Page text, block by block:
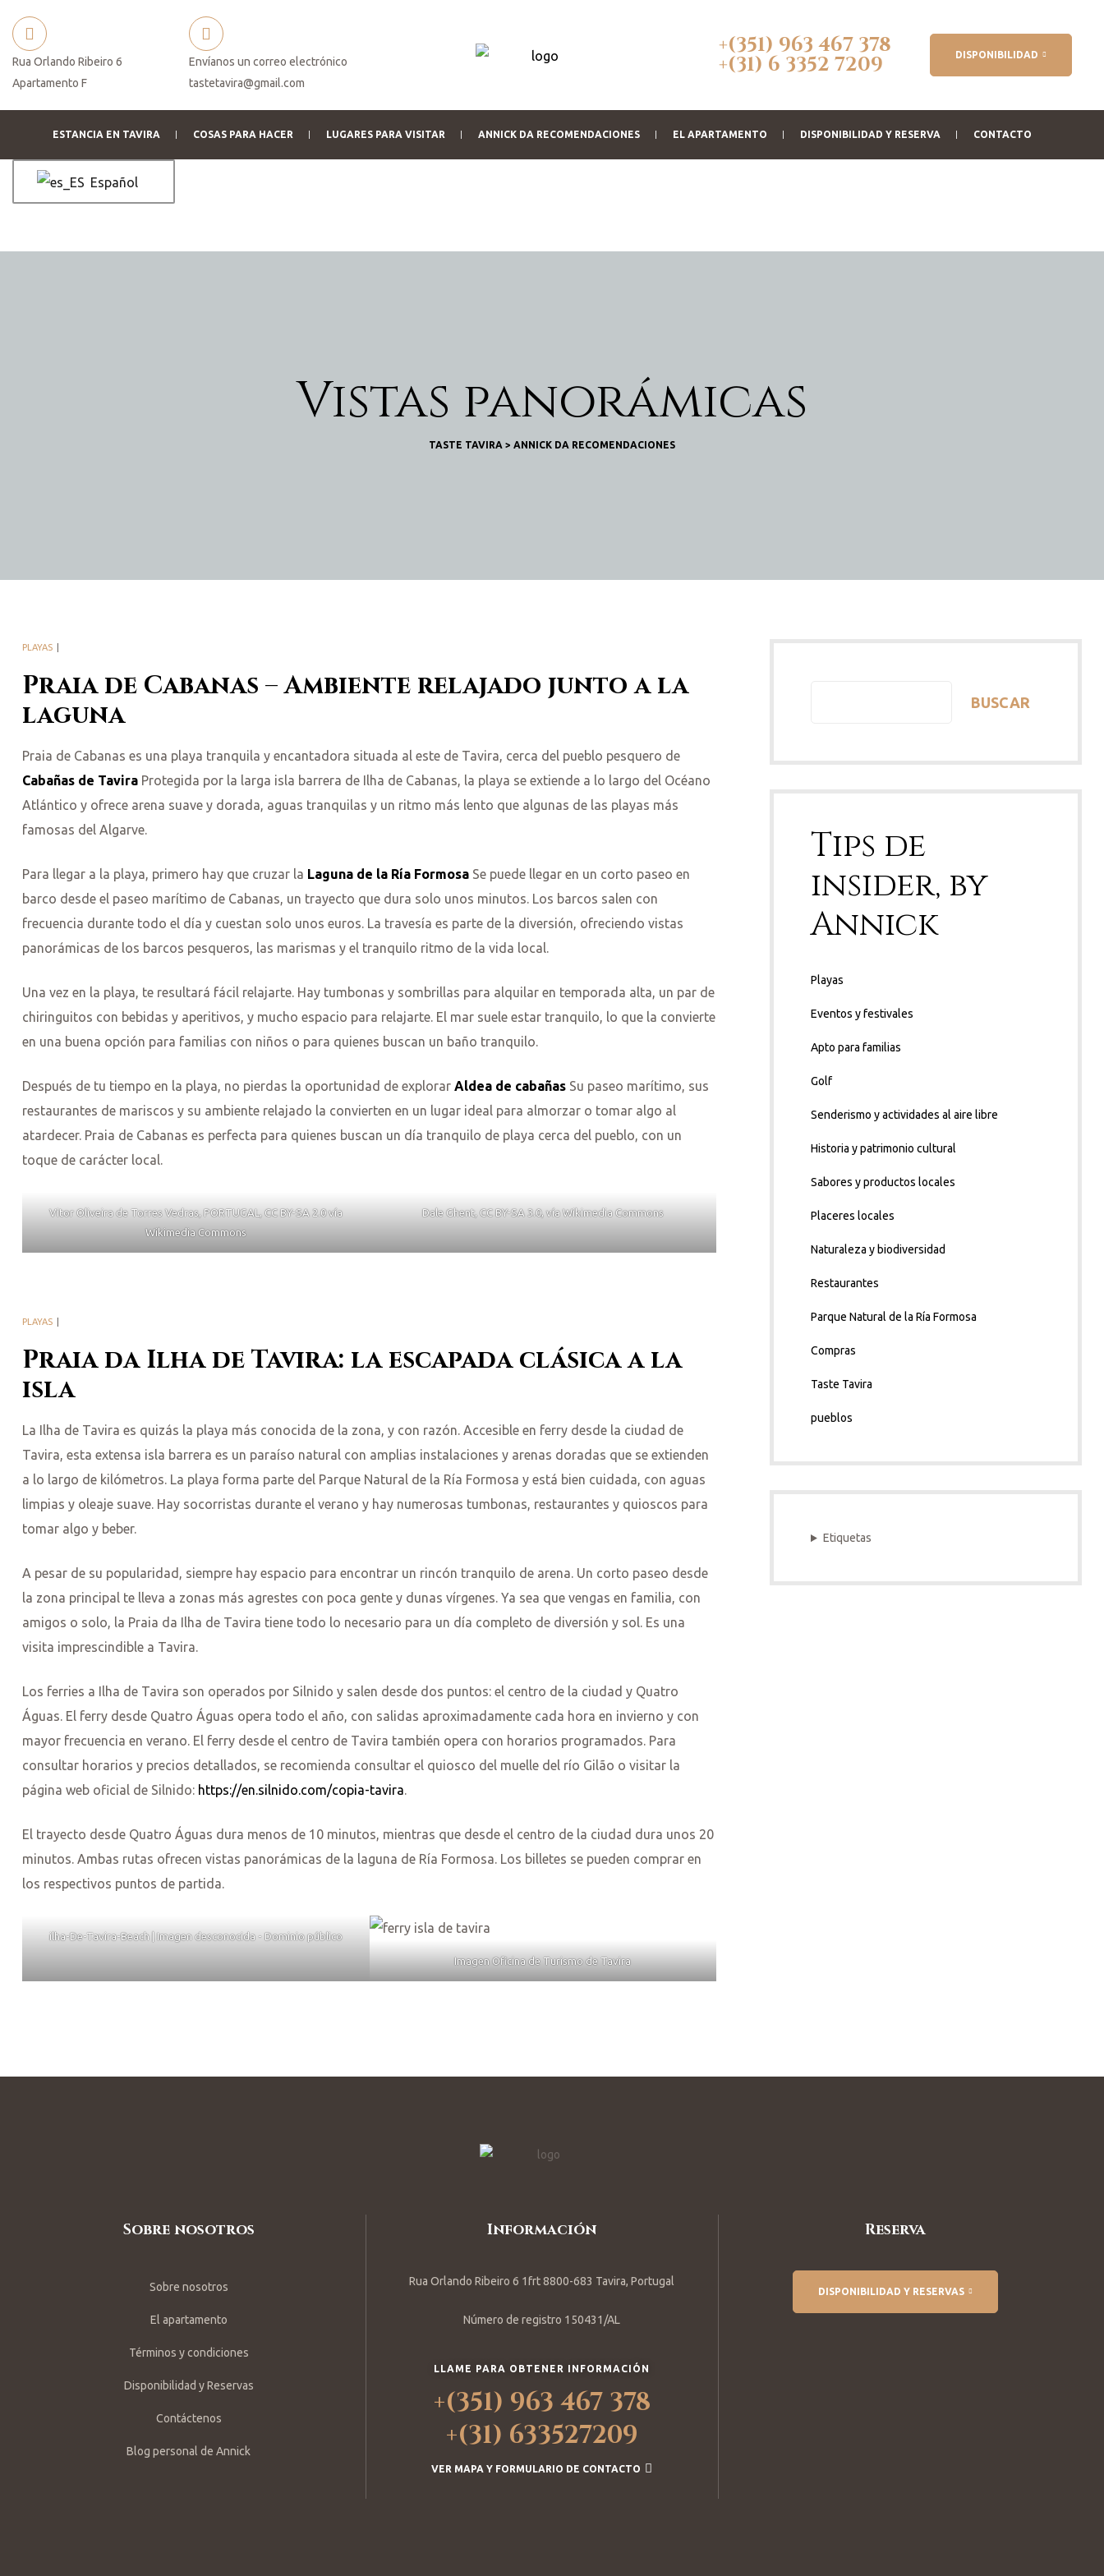
Rua Orlando Ribeiro 6
Apartamento F
Envíanos un correo electrónico
tastetavira@gmail.com
+(351) 963 467 378
+(31) 6 3352 7209 DISPONIBILIDAD
ESTANCIA EN TAVIRA COSAS PARA HACER LUGARES PARA VISITAR ANNICK DA RECOMENDACIONES EL APARTAMENTO DISPONIBILIDAD Y RESERVA CONTACTO
Español
Vistas panorámicas
TASTE TAVIRA > ANNICK DA RECOMENDACIONES
Praia de Cabanas – Ambiente relajado junto a la
laguna
PLAYAS
Praia de Cabanas es una playa tranquila y encantadora situada al este de Tavira, cerca del pueblo pesquero de
Cabañas de Tavira Protegida por la larga isla barrera de Ilha de Cabanas, la playa se extiende a lo largo del Océano
Atlántico y ofrece arena suave y dorada, aguas tranquilas y un ritmo más lento que algunas de las playas más
famosas del Algarve.
Para llegar a la playa, primero hay que cruzar la Laguna de la Ría Formosa Se puede llegar en un corto paseo en
barco desde el paseo marítimo de Cabanas, un trayecto que dura solo unos minutos. Los barcos salen con
frecuencia durante todo el día y cuestan solo unos euros. La travesía es parte de la diversión, ofreciendo vistas
panorámicas de los barcos pesqueros, las marismas y el tranquilo ritmo de la vida local.
Una vez en la playa, te resultará fácil relajarte. Hay tumbonas y sombrillas para alquilar en temporada alta, un par de
chiringuitos con bebidas y aperitivos, y mucho espacio para relajarte. El mar suele estar tranquilo, lo que la convierte
en una buena opción para familias con niños o para quienes buscan un baño tranquilo.
Después de tu tiempo en la playa, no pierdas la oportunidad de explorar Aldea de cabañas Su paseo marítimo, sus
restaurantes de mariscos y su ambiente relajado la convierten en un lugar ideal para almorzar o tomar algo al
atardecer. Praia de Cabanas es perfecta para quienes buscan un día tranquilo de playa cerca del pueblo, con un
toque de carácter local.
Vitor Oliveira de Torres Vedras, PORTUGAL, CC BY-SA 2.0 vía
Wikimedia Commons
Dale Ghent, CC BY-SA 3.0, vía Wikimedia Commons
Praia da Ilha de Tavira: la escapada clásica a la
isla
PLAYAS
La Ilha de Tavira es quizás la playa más conocida de la zona, y con razón. Accesible en ferry desde la ciudad de
Tavira, esta extensa isla barrera es un paraíso natural con amplias instalaciones y arenas doradas que se extienden
a lo largo de kilómetros. La playa forma parte del Parque Natural de la Ría Formosa y está bien cuidada, con aguas
limpias y oleaje suave. Hay socorristas durante el verano y hay numerosas tumbonas, restaurantes y quioscos para
tomar algo y beber.
A pesar de su popularidad, siempre hay espacio para encontrar un rincón tranquilo de arena. Un corto paseo desde
la zona principal te lleva a zonas más agrestes con poca gente y dunas vírgenes. Ya sea que vengas en familia, con
amigos o solo, la Praia da Ilha de Tavira tiene todo lo necesario para un día completo de diversión y sol. Es una
visita imprescindible a Tavira.
Los ferries a Ilha de Tavira son operados por Silnido y salen desde dos puntos: el centro de la ciudad y Quatro
Águas. El ferry desde Quatro Águas opera todo el año, con salidas aproximadamente cada hora en invierno y con
mayor frecuencia en verano. El ferry desde el centro de Tavira también opera con horarios programados. Para
consultar horarios y precios detallados, se recomienda consultar el quiosco del muelle del río Gilão o visitar la
página web oficial de Silnido: https://en.silnido.com/copia-tavira.
El trayecto desde Quatro Águas dura menos de 10 minutos, mientras que desde el centro de la ciudad dura unos 20
minutos. Ambas rutas ofrecen vistas panorámicas de la laguna de Ría Formosa. Los billetes se pueden comprar en
los respectivos puntos de partida.
ilha-De-Tavira-Beach | Imagen desconocida - Dominio público
Imagen Oficina de Turismo de Tavira
BUSCAR
Tips de
insider, by
Annick
Playas
Eventos y festivales
Apto para familias
Golf
Senderismo y actividades al aire libre
Historia y patrimonio cultural
Sabores y productos locales
Placeres locales
Naturaleza y biodiversidad
Restaurantes
Parque Natural de la Ría Formosa
Compras
Taste Tavira
pueblos
Etiquetas
Sobre nosotros
Sobre nosotros
El apartamento
Términos y condiciones
Disponibilidad y Reservas
Contáctenos
Blog personal de Annick
Información
Rua Orlando Ribeiro 6 1frt 8800-683 Tavira, Portugal
Número de registro 150431/AL
LLAME PARA OBTENER INFORMACIÓN
+(351) 963 467 378
+(31) 633527209
VER MAPA Y FORMULARIO DE CONTACTO
Reserva
DISPONIBILIDAD Y RESERVAS